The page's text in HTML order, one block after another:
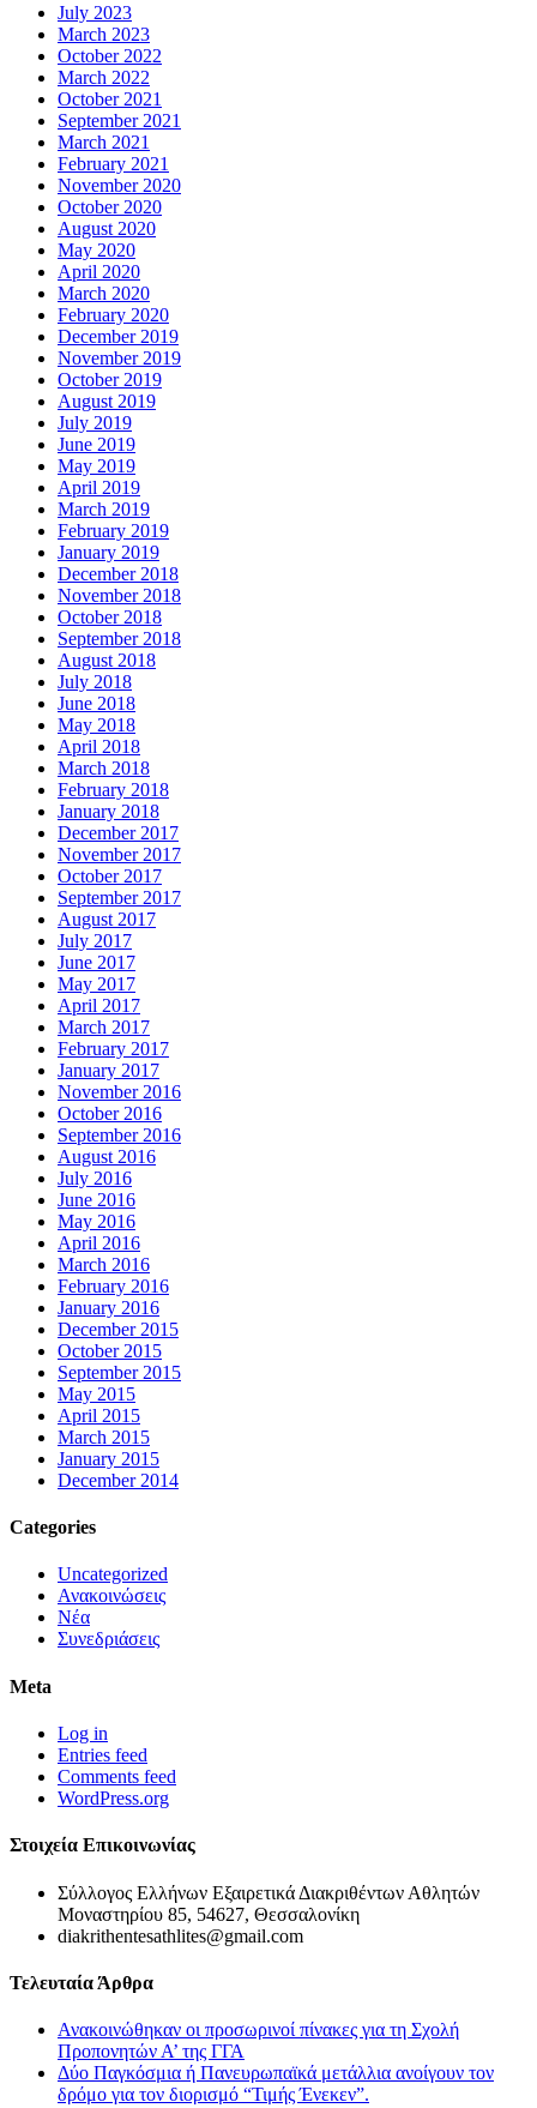
July 2023
March 2023
October 2022
March 2022
October 2021
September 2021
March 2021
February 2021
November 2020
October 2020
August 2020
May 2020
April 2020
March 2020
February 2020
December 2019
November 2019
October 2019
August 2019
July 2019
June 2019
May 2019
April 2019
March 2019
February 2019
January 2019
December 2018
November 2018
October 2018
September 2018
August 2018
July 2018
June 2018
May 2018
April 2018
March 2018
February 2018
January 2018
December 2017
November 2017
October 2017
September 2017
August 2017
July 2017
June 2017
May 2017
April 2017
March 2017
February 2017
January 2017
November 2016
October 2016
September 2016
August 2016
July 2016
June 2016
May 2016
April 2016
March 2016
February 2016
January 2016
December 2015
October 2015
September 2015
May 2015
April 2015
March 2015
January 2015
December 2014
Categories
Uncategorized
Ανακοινώσεις
Νέα
Συνεδριάσεις
Meta
Log in
Entries feed
Comments feed
WordPress.org
Στοιχεία Επικοινωνίας
Σύλλογος Ελλήνων Εξαιρετικά Διακριθέντων Αθλητών
Μοναστηρίου 85, 54627, Θεσσαλονίκη
diakrithentesathlites@gmail.com
Τελευταία Άρθρα
Ανακοινώθηκαν οι προσωρινοί πίνακες για τη Σχολή
Προπονητών Α’ της ΓΓΑ
Δύο Παγκόσμια ή Πανευρωπαϊκά μετάλλια ανοίγουν τον
δρόμο για τον διορισμό “Τιμής Ένεκεν”.